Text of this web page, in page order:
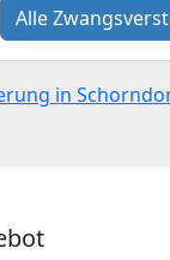
Alle
in